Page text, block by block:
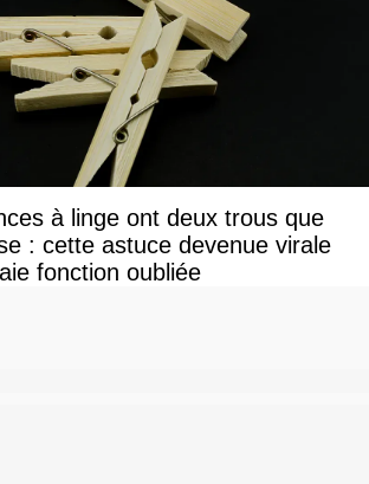
à linge ont deux trous que
: cette astuce devenue virale
fonction oubliée